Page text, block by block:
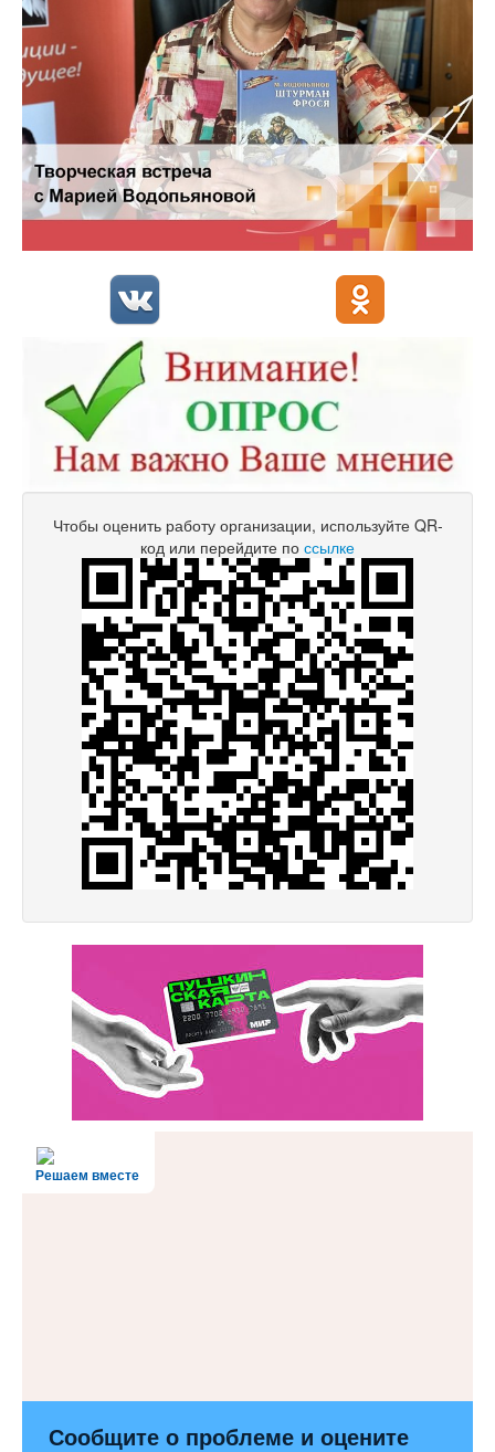
Чтобы оценить работу организации, используйте QR-
код или перейдите по ссылке
Решаем вместе
Сообщите о проблеме и оцените